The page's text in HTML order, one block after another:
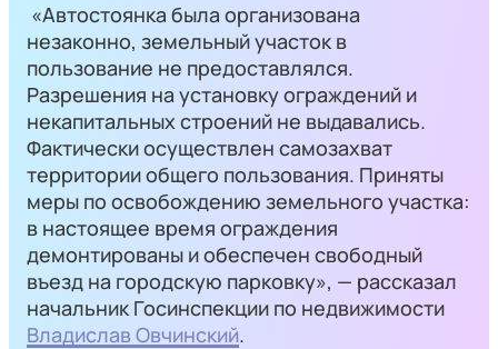
«Автостоянка была организована
незаконно, земельный участок в
пользование не предоставлялся.
Разрешения на установку ограждений и
некапитальных строений не выдавались.
Фактически осуществлен самозахват
территории общего пользования. Приняты
меры по освобождению земельного участка:
в настоящее время ограждения
демонтированы и обеспечен свободный
въезд на городскую парковку», — рассказал
начальник Госинспекции по недвижимости
Владислав Овчинский.